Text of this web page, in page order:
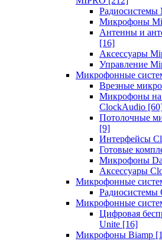
Радиосистемы
Микрофоны
Антенны и
[16]
Аксессуары
Управление
Микрофонные
Врезные
Микрофоны на
ClockAudio
Потолочные
[9]
Интерфейсы
Готовые
Микрофоны
Аксессуары
Микрофонные
Радиосистемы
Микрофонные
Цифровая
Unite [16]
Микрофоны Biamp